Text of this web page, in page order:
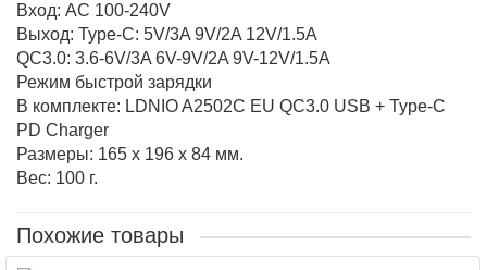
Вход: AC 100-240V
Выход: Type-C: 5V/3A 9V/2A 12V/1.5A
QC3.0: 3.6-6V/3A 6V-9V/2A 9V-12V/1.5A
Режим быстрой зарядки
В комплекте: LDNIO A2502C EU QC3.0 USB + Type-C
PD Charger
Размеры: 165 х 196 х 84 мм.
Вес: 100 г.
Похожие товары